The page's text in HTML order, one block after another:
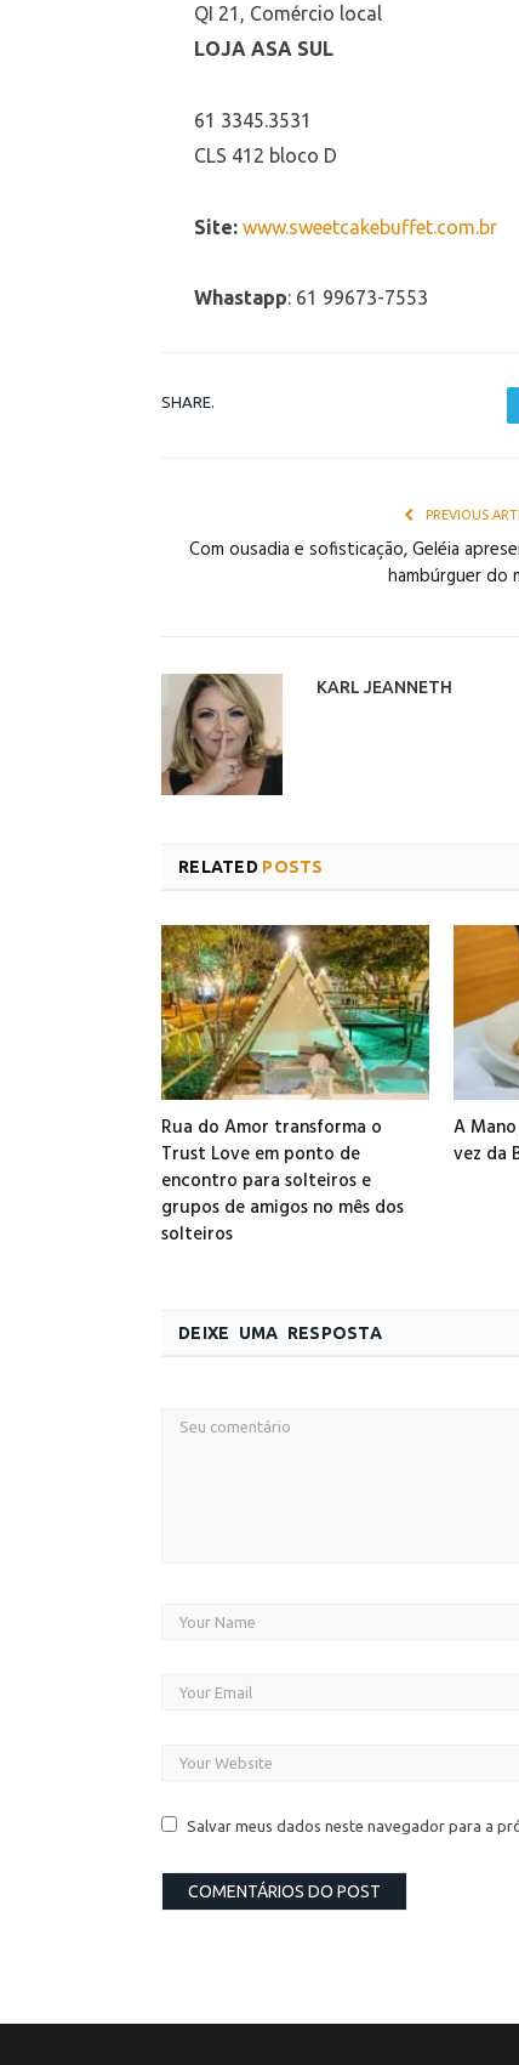
QI 21, Comércio local
LOJA ASA SUL
61 3345.3531
CLS 412 bloco D
Site: www.sweetcakebuffet.com.br
Whastapp: 61 99673-7553
SHARE.
PREVIOUS
Com ousadia e sofisticação, Geléia
hambúrguer do
KARL JEANNETH
RELATED POSTS
Rua do Amor transforma o
Trust Love em ponto de
encontro para solteiros e
grupos de amigos no mês dos
solteiros
A
vez da
DEIXE UMA RESPOSTA
Salvar meus dados neste navegador para a